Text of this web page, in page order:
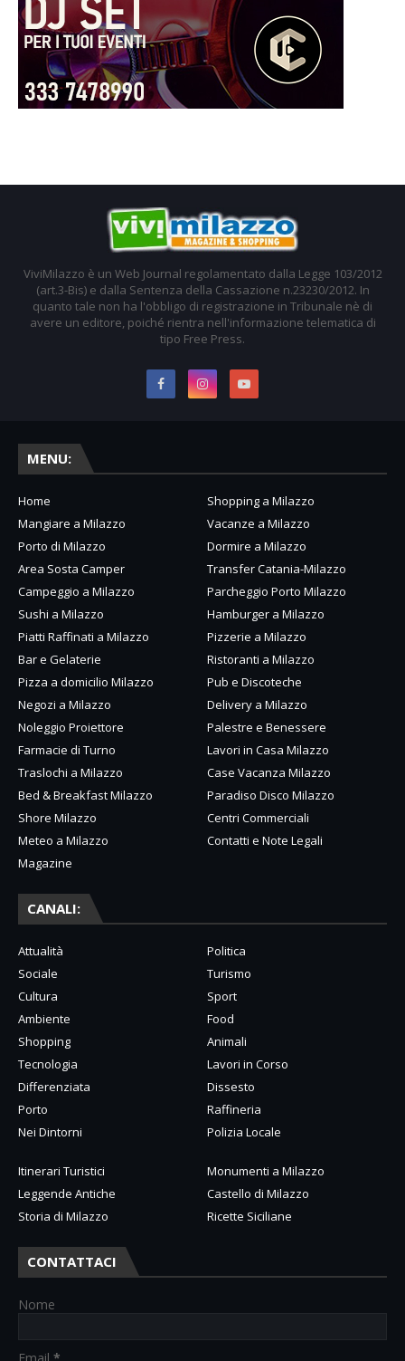
ViviMilazzo è un Web Journal regolamentato dalla Legge 103/2012
(art.3-Bis) e dalla Sentenza della Cassazione n.23230/2012. In
quanto tale non ha l'obbligo di registrazione in Tribunale nè di
avere un editore, poiché rientra nell'informazione telematica di
tipo Free Press.
MENU:
Home
Shopping a Milazzo
Mangiare a Milazzo
Vacanze a Milazzo
Porto di Milazzo
Dormire a Milazzo
Area Sosta Camper
Transfer Catania-Milazzo
Campeggio a Milazzo
Parcheggio Porto Milazzo
Sushi a Milazzo
Hamburger a Milazzo
Piatti Raffinati a Milazzo
Pizzerie a Milazzo
Bar e Gelaterie
Ristoranti a Milazzo
Pizza a domicilio Milazzo
Pub e Discoteche
Negozi a Milazzo
Delivery a Milazzo
Noleggio Proiettore
Palestre e Benessere
Farmacie di Turno
Lavori in Casa Milazzo
Traslochi a Milazzo
Case Vacanza Milazzo
Bed & Breakfast Milazzo
Paradiso Disco Milazzo
Shore Milazzo
Centri Commerciali
Meteo a Milazzo
Contatti e Note Legali
Magazine
CANALI:
Attualità
Politica
Sociale
Turismo
Cultura
Sport
Ambiente
Food
Shopping
Animali
Tecnologia
Lavori in Corso
Differenziata
Dissesto
Porto
Raffineria
Nei Dintorni
Polizia Locale
Itinerari Turistici
Monumenti a Milazzo
Leggende Antiche
Castello di Milazzo
Storia di Milazzo
Ricette Siciliane
CONTATTACI
Nome